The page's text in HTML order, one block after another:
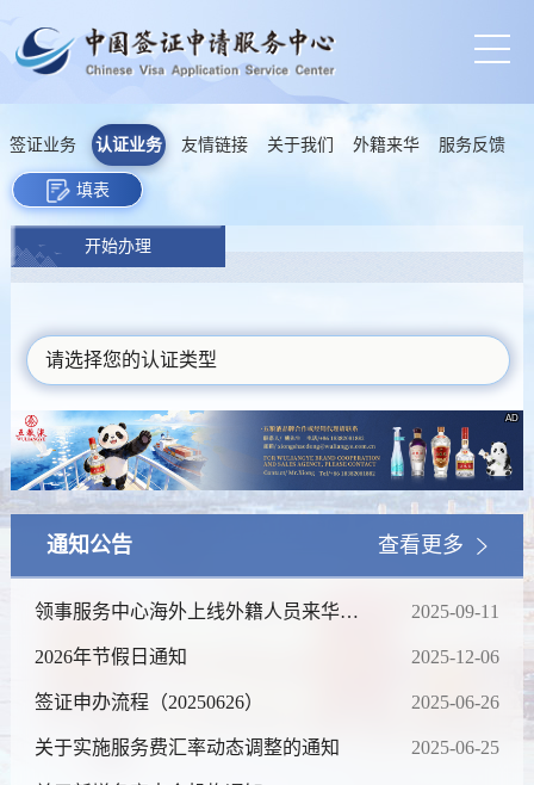
签证业务 认证业务 友情链接 关于我们 外籍来华 服务反馈
填表
开始办理
请选择您的认证类型
AD
通知公告 查看更多
领事服务中心海外上线外籍人员来华咨
2025-09-11
2026年节假日通知 2025-12-06
签证申办流程（20250626） 2025-06-26
关于实施服务费汇率动态调整的通知 2025-06-25